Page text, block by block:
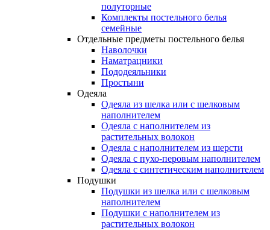
полуторные
Комплекты постельного белья
семейные
Отдельные предметы постельного белья
Наволочки
Наматрацники
Пододеяльники
Простыни
Одеяла
Одеяла из шелка или с шелковым
наполнителем
Одеяла с наполнителем из
растительных волокон
Одеяла с наполнителем из шерсти
Одеяла с пухо-перовым наполнителем
Одеяла с синтетическим наполнителем
Подушки
Подушки из шелка или с шелковым
наполнителем
Подушки с наполнителем из
растительных волокон